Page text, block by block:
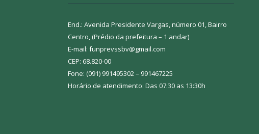
End.: Avenida Presidente Vargas, número 01, Bairro
Centro, (Prédio da prefeitura – 1 andar)
E-mail: funprevssbv@gmail.com
CEP: 68.820-00
Fone: (091) 991495302 – 991467225
Horário de atendimento: Das 07:30 as 13:30h